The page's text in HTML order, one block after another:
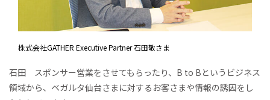
株式会社GATHER Executive Partner 石田敬さま
石田 スポンサー営業をさせてもらったり、B to Bというビジネス
領域から、ベガルタ仙台さまに対するお客さまや情報の誘因をし